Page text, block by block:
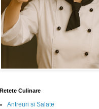
Retete Culinare
Antreuri si Salate